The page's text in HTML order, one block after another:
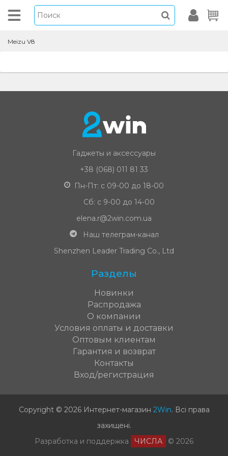
Meizu V8
Гаджеты и аксессуары
+38 (068) 011 81 33
Пн-Пт: с 09-00 до 18-00
Сб: с 9-00 до 14-00
elena.r@2win.com.ua
Наш телеграм-канал
Shenzhen Leader Trading Co., Ltd
Разделы
Новинки
Распродажа
О компании
Условия оплаты и доставки
Оптовым клиентам
Гарантия и возврат
Контакты
Вход/регистрация
Copyright © 2026 Интернет-магазин 2Win. Всі права
захищені.
Разработка и поддержка
ЧИСЛА © 2026